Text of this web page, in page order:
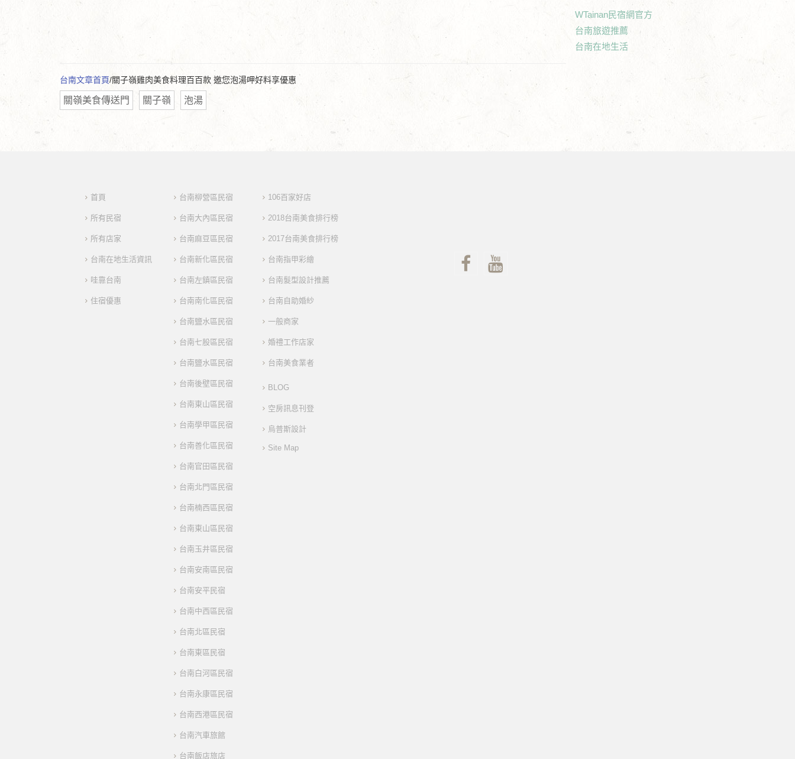
台南文章首頁/關子嶺雞肉美食料理百百款 邀您泡湯呷好料享優惠
關嶺美食傳送門 關子嶺 泡湯
WTainan民宿網官方
台南旅遊推薦
台南在地生活
首頁
所有民宿
所有店家
台南在地生活資訊
哇靠台南
住宿優惠
台南柳營區民宿
台南大內區民宿
台南麻豆區民宿
台南新化區民宿
台南左鎮區民宿
台南南化區民宿
台南鹽水區民宿
台南七股區民宿
台南鹽水區民宿
台南後壁區民宿
台南東山區民宿
台南學甲區民宿
台南善化區民宿
台南官田區民宿
台南北門區民宿
台南楠西區民宿
台南東山區民宿
台南玉井區民宿
台南安南區民宿
台南安平民宿
台南中西區民宿
台南北區民宿
台南東區民宿
台南白河區民宿
台南永康區民宿
台南西港區民宿
台南汽車旅館
台南飯店旅店
106百家好店
2018台南美食排行榜
2017台南美食排行榜
台南指甲彩繪
台南髮型設計推薦
台南自助婚紗
一般商家
婚禮工作店家
台南美食業者
BLOG
空房訊息刊登
烏普斯設計
Site Map